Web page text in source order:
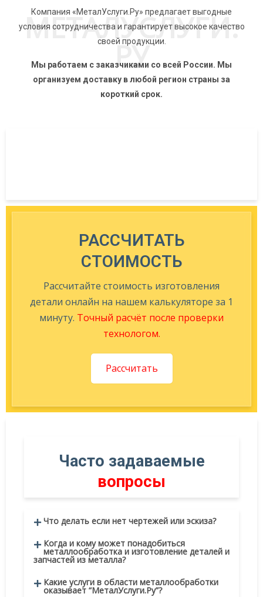
МЕТАЛУСЛУГИ.
РУ
Компания «МеталУслуги.Ру» предлагает выгодные
условия сотрудничества и гарантирует высокое качество
своей продукции.
Мы работаем с заказчиками со всей России. Мы
организуем доставку в любой регион страны за
короткий срок.
РАССЧИТАТЬ
СТОИМОСТЬ
Рассчитайте стоимость изготовления
детали онлайн на нашем калькуляторе за 1
минуту. Точный расчёт после проверки
технологом.
Рассчитать
Часто задаваемые
вопросы
Что делать если нет чертежей или эскиза?
Когда и кому может понадобиться
металлообработка и изготовление деталей и
запчастей из металла?
Какие услуги в области металлообработки
оказывает “МеталУслуги.Ру”?